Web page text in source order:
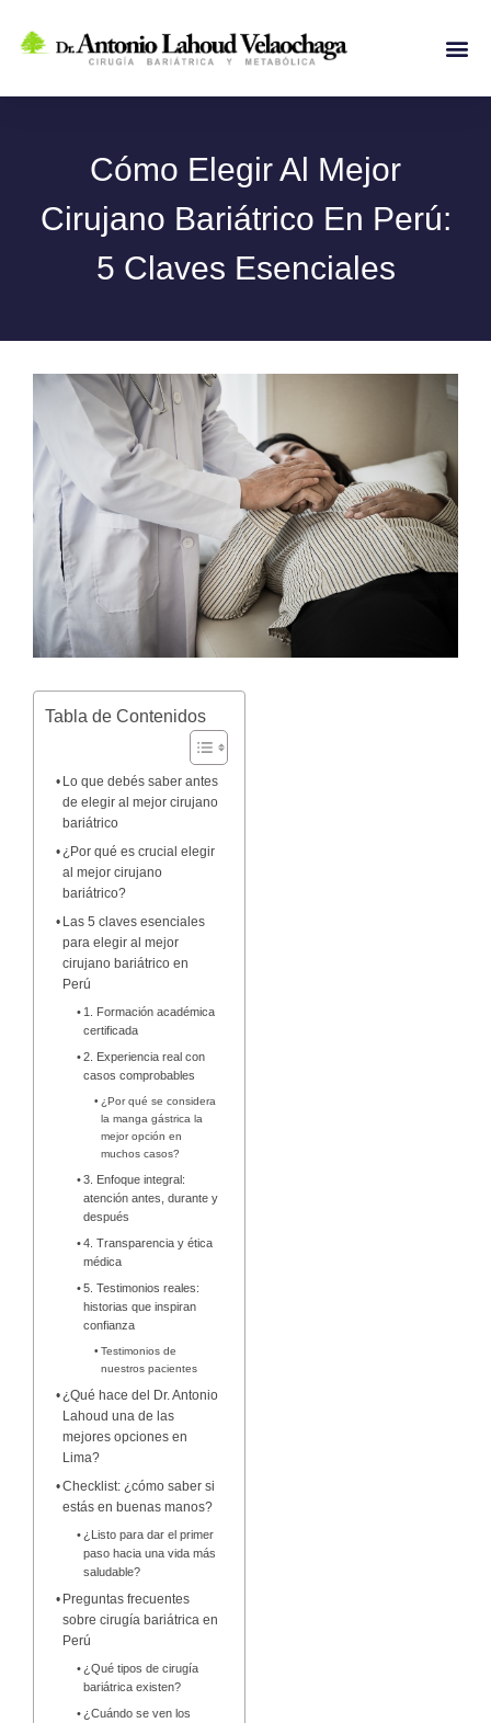
Cómo Elegir Al Mejor
Cirujano Bariátrico En Perú:
5 Claves Esenciales
Tabla de Contenidos
Lo que debés saber antes
de elegir al mejor cirujano
bariátrico
¿Por qué es crucial elegir
al mejor cirujano
bariátrico?
Las 5 claves esenciales
para elegir al mejor
cirujano bariátrico en
Perú
1. Formación académica
certificada
2. Experiencia real con
casos comprobables
¿Por qué se considera
la manga gástrica la
mejor opción en
muchos casos?
3. Enfoque integral:
atención antes, durante y
después
4. Transparencia y ética
médica
5. Testimonios reales:
historias que inspiran
confianza
Testimonios de
nuestros pacientes
¿Qué hace del Dr. Antonio
Lahoud una de las
mejores opciones en
Lima?
Checklist: ¿cómo saber si
estás en buenas manos?
¿Listo para dar el primer
paso hacia una vida más
saludable?
Preguntas frecuentes
sobre cirugía bariátrica en
Perú
¿Qué tipos de cirugía
bariátrica existen?
¿Cuándo se ven los